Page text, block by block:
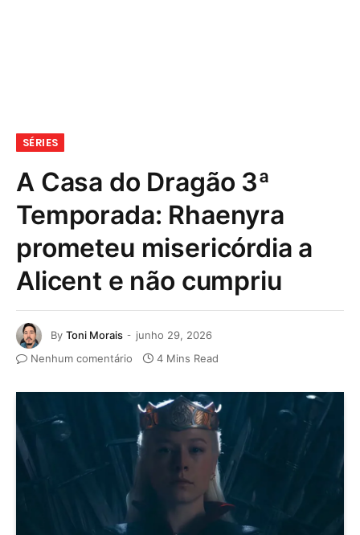
SÉRIES
A Casa do Dragão 3ª
Temporada: Rhaenyra
prometeu misericórdia a
Alicent e não cumpriu
By Toni Morais
junho 29, 2026
Nenhum comentário
4 Mins Read